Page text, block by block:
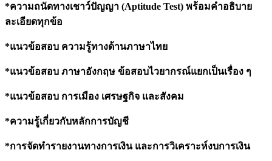
*ความถนัดทางเชาว์ปัญญา (Aptitude Test) พร้อมคำอธิบาย
ละเอียดทุกข้อ
*แนวข้อสอบ ความรู้ทางด้านภาษาไทย
*แนวข้อสอบ ภาษาอังกฤษ ข้อสอบไวยากรณ์แยกเป็นเรื่อง ๆ
*แนวข้อสอบ การเมือง เศรษฐกิจ และสังคม
*ความรู้เกี่ยวกับหลักการบัญชี
*การจัดทำรายงานทางการเงิน และการวิเคราะห์งบการเงิน